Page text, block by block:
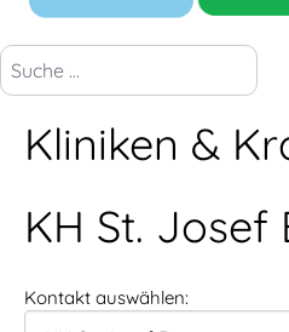
suchen...
Kliniken &
KH St. Josef
Kontakt auswählen: